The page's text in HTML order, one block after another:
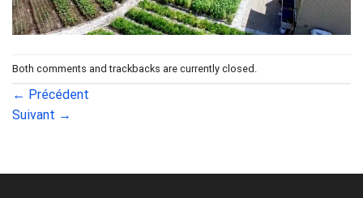
Both comments and trackbacks are currently closed.
← Précédent
Suivant →